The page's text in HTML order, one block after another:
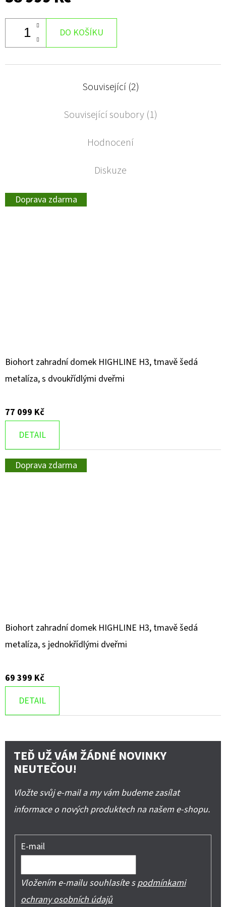
DO KOŠÍKU
Související (2)
Související soubory (1)
Hodnocení
Diskuze
Doprava zdarma
Biohort zahradní domek HIGHLINE H3, tmavě šedá
metalíza, s dvoukřídlými dveřmi
77 099 Kč
DETAIL
Doprava zdarma
Biohort zahradní domek HIGHLINE H3, tmavě šedá
metalíza, s jednokřídlými dveřmi
69 399 Kč
DETAIL
TEĎ UŽ VÁM ŽÁDNÉ NOVINKY
NEUTEČOU!
Vložte svůj e-mail a my vám budeme zasílat
informace o nových produktech na našem e-shopu.
E-mail
Vložením e-mailu souhlasíte spodmínkami
ochrany osobních údajů